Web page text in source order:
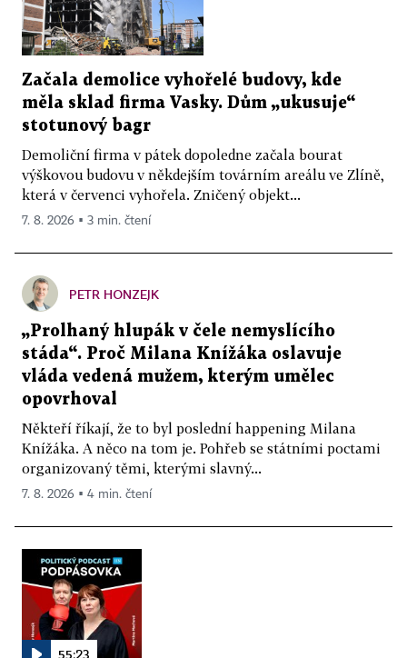
Začala demolice vyhořelé budovy, kde
měla sklad firma Vasky. Dům „ukusuje“
stotunový bagr
Demoliční firma v pátek dopoledne začala bourat
výškovou budovu v někdejším továrním areálu ve Zlíně,
která v červenci vyhořela. Zničený objekt...
7. 8. 2026 ▪ 3 min. čtení
PETR HONZEJK
„Prolhaný hlupák v čele nemyslícího
stáda“. Proč Milana Knížáka oslavuje
vláda vedená mužem, kterým umělec
opovrhoval
Někteří říkají, že to byl poslední happening Milana
Knížáka. A něco na tom je. Pohřeb se státními poctami
organizovaný těmi, kterými slavný...
7. 8. 2026 ▪ 4 min. čtení
55:23